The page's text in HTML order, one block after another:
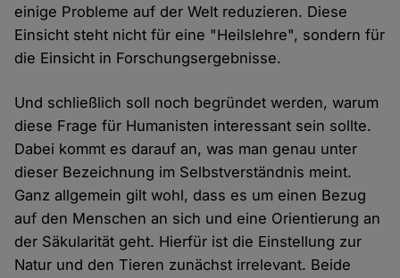
einige Probleme auf der Welt reduzieren. Diese
Einsicht steht nicht für eine "Heilslehre", sondern für
die Einsicht in Forschungsergebnisse.
Und schließlich soll noch begründet werden, warum
diese Frage für Humanisten interessant sein sollte.
Dabei kommt es darauf an, was man genau unter
dieser Bezeichnung im Selbstverständnis meint.
Ganz allgemein gilt wohl, dass es um einen Bezug
auf den Menschen an sich und eine Orientierung an
der Säkularität geht. Hierfür ist die Einstellung zur
Natur und den Tieren zunächst irrelevant. Beide